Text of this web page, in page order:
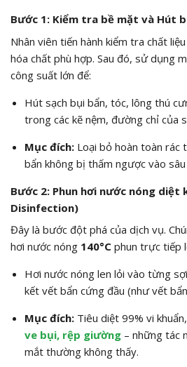
Bước 1: Kiểm tra bề mặt và Hút
Nhân viên tiến hành kiểm tra chất
hóa chất phù hợp. Sau đó, sử dụng
công suất lớn để:
Hút sạch bụi bẩn, tóc, lông thú
trong các kẽ nệm, đường chỉ của
Mục đích:Loại bỏ hoàn toàn rác
bẩn không bị thấm ngược vào
Bước 2: Phun hơi nước nóng diệt
Disinfection)
Đây là bước đột phá của dịch vụ.
hơi nước nóng 140°C phun trực tiếp
Hơi nước nóng len lỏi vào từng
kết vết bẩn cứng đầu (như vết
Mục đích:Tiêu diệt 99% vi
ve bụi, rệp giường– những tác
mắt thường không thấy.